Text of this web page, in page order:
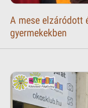
A mese elzáródott
gyermekekben